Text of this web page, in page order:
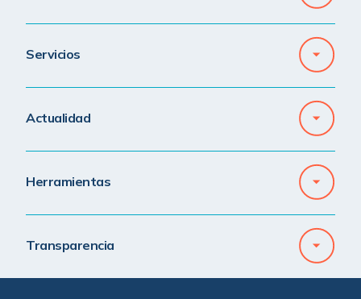
Servicios
Actualidad
Herramientas
Transparencia